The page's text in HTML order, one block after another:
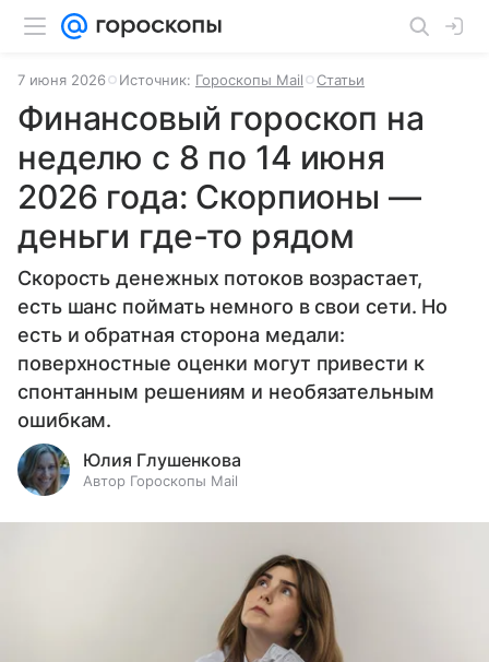
7 июня 2026 Источник: Гороскопы Mail Статьи
Финансовый гороскоп на
неделю с 8 по 14 июня
2026 года: Скорпионы —
деньги где-то рядом
Скорость денежных потоков возрастает,
есть шанс поймать немного в свои сети. Но
есть и обратная сторона медали:
поверхностные оценки могут привести к
спонтанным решениям и необязательным
ошибкам.
Юлия Глушенкова
Автор Гороскопы Mail